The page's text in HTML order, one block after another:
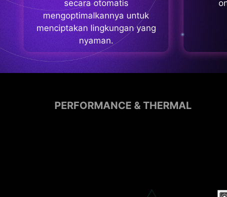
secara otomatis
mengoptimalkannya untuk
menciptakan lingkungan yang
nyaman.
PERFORMANCE & THERMAL